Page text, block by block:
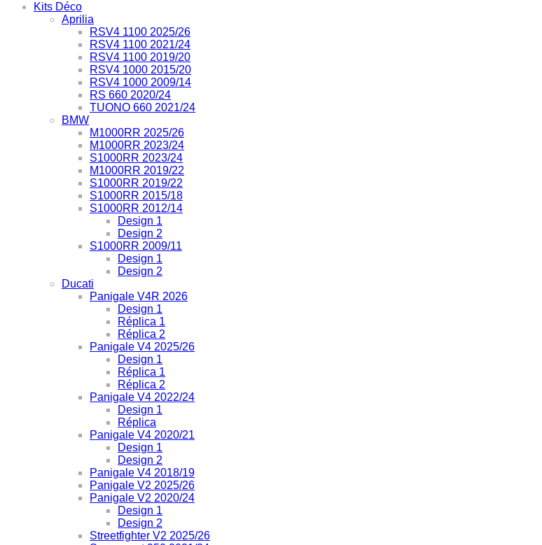
Kits Déco
Aprilia
RSV4 1100 2025/26
RSV4 1100 2021/24
RSV4 1100 2019/20
RSV4 1000 2015/20
RSV4 1000 2009/14
RS 660 2020/24
TUONO 660 2021/24
BMW
M1000RR 2025/26
M1000RR 2023/24
S1000RR 2023/24
M1000RR 2019/22
S1000RR 2019/22
S1000RR 2015/18
S1000RR 2012/14
Design 1
Design 2
S1000RR 2009/11
Design 1
Design 2
Ducati
Panigale V4R 2026
Design 1
Réplica 1
Réplica 2
Panigale V4 2025/26
Design 1
Réplica 1
Réplica 2
Panigale V4 2022/24
Design 1
Réplica
Panigale V4 2020/21
Design 1
Design 2
Panigale V4 2018/19
Panigale V2 2025/26
Panigale V2 2020/24
Design 1
Design 2
Streetfighter V2 2025/26